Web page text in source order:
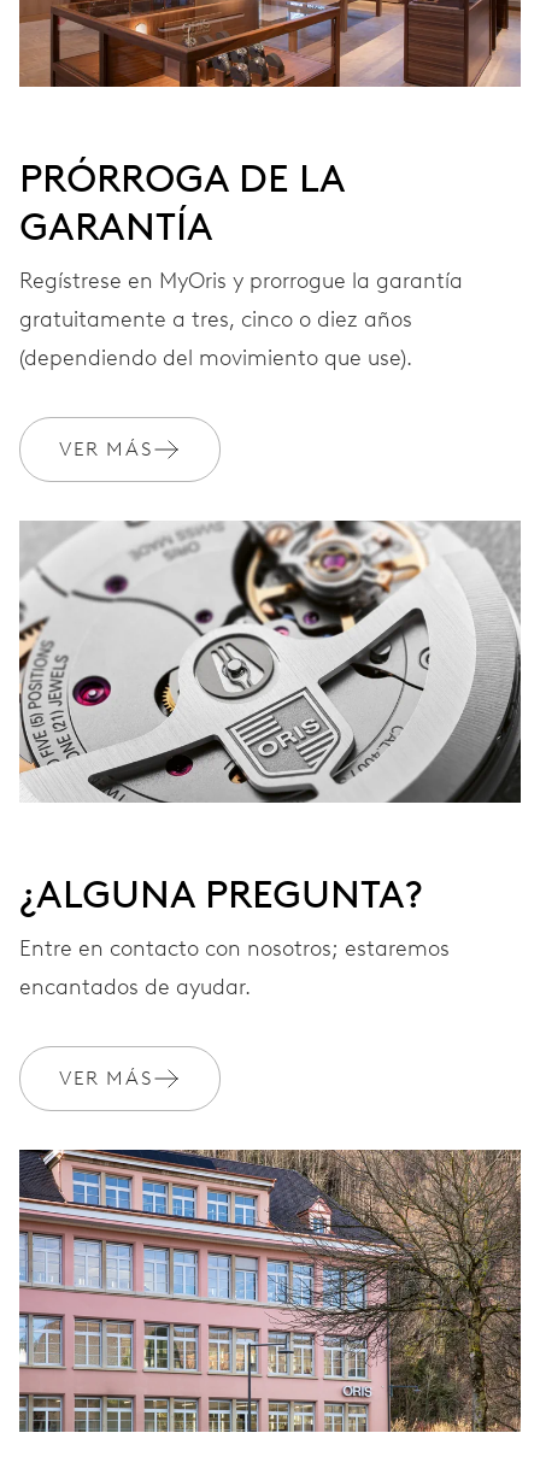
PRÓRROGA DE LA
GARANTÍA
Regístrese en MyOris y prorrogue la garantía
gratuitamente a tres, cinco o diez años
(dependiendo del movimiento que use).
VER MÁS
¿ALGUNA PREGUNTA?
Entre en contacto con nosotros; estaremos
encantados de ayudar.
VER MÁS